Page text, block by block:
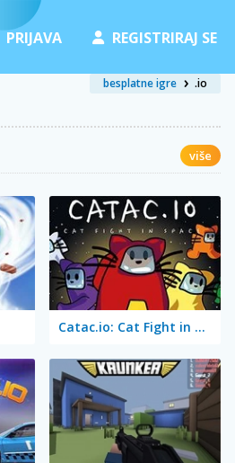
PRIJAVA REGISTRIRAJ SE
besplatne igre .io
više
Catac.io: Cat Fight in Space